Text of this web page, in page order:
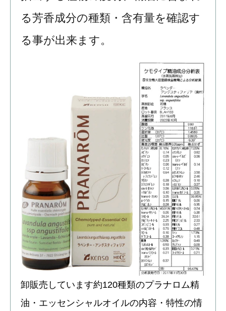
る芳香成分の種類・含有量を確認す
る事が出来ます。
卸販売しています約120種類のプラナロム精
油・エッセンシャルオイルの内容・特性の情